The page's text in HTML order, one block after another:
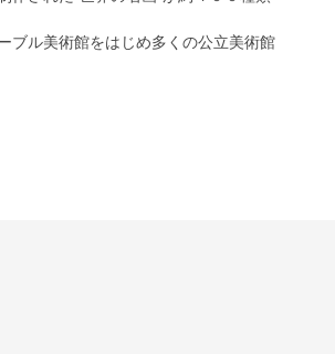
ブル美術館をはじめ多くの公立美術館